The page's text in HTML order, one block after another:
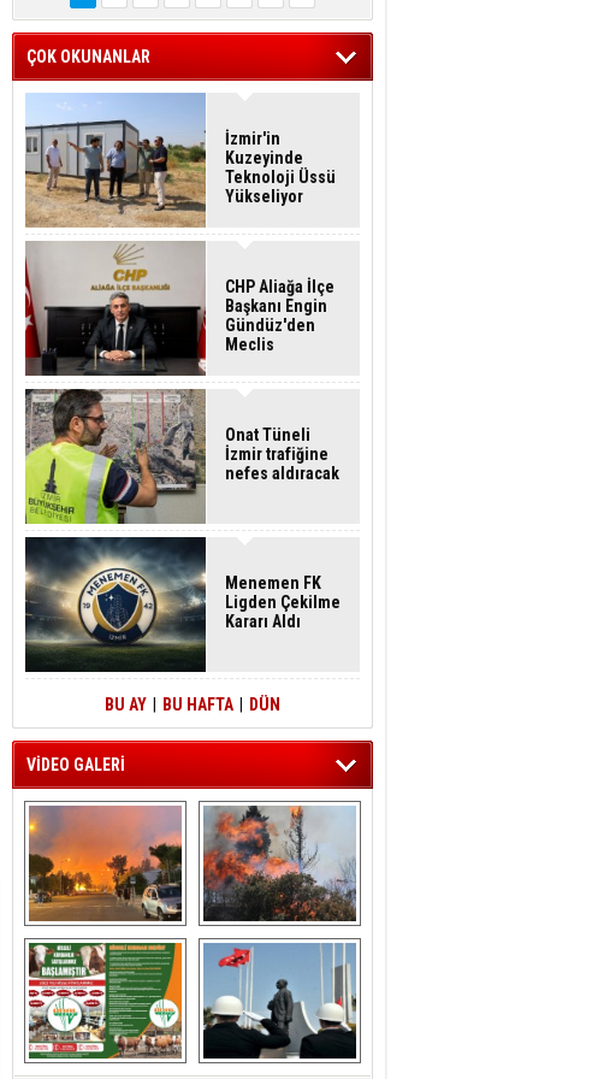
ÇOK OKUNANLAR
İzmir'in
Kuzeyinde
Teknoloji Üssü
Yükseliyor
CHP Aliağa İlçe
Başkanı Engin
Gündüz'den
Meclis
Çağrısı
Onat Tüneli
İzmir trafiğine
nefes aldıracak
Menemen FK
Ligden Çekilme
Kararı Aldı
BU AY BU HAFTA DÜN
VİDEO GALERİ
Aliağa ‘da  otluk
alanda çıkan
yangın evlere
sıçramadan
söndürüldü
Aliağa'nın Ciğerleri
ÖNAL TARIM Aliağa'da Polis